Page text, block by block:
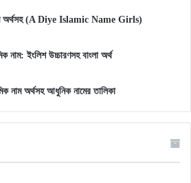
অর্থসহ (A Diye Islamic Name Girls)
নাম: ইংলিশ উচ্চারণসহ বাংলা অর্থ
নাম অর্থসহ আধুনিক নামের তালিকা